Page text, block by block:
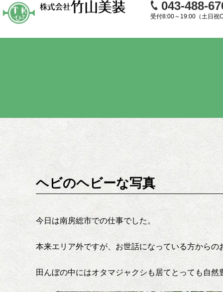
043-488-
受付8:00～19:00（土日祝
ヘビのヘビーな写真
今日は南房総市での仕事でした。
本来エリア外ですが、お世話になっている方から
田んぼの中にはオタマジャクシも居てとっても自